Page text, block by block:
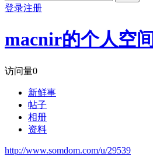
登录注册
macnir的个人空间
访问量0
新鲜事
帖子
相册
资料
http://www.somdom.com/u/29539